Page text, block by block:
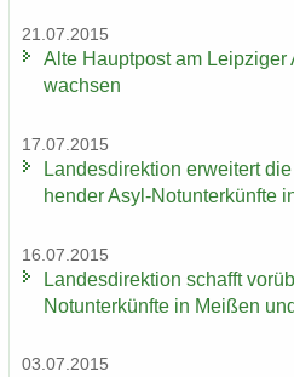
21.07.2015
Alte Haupt­post am Leip­zi­ger
wach­sen
17.07.2015
Lan­des­di­rek­ti­on er­wei­tert
hen­der Asyl-​Notunter­künfte
16.07.2015
Lan­des­di­rek­ti­on schafft
Notunter­künfte in Mei­ßen
03.07.2015